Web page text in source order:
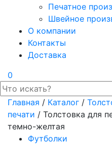
Печатное
Швейное
О компании
Контакты
Доставка
0
Главная / Каталог /
печати / Толстовка для
темно-желтая
Футболки